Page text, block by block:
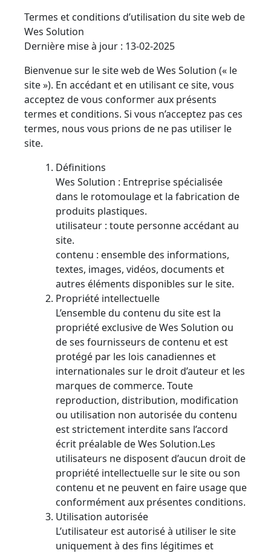
Termes et conditions d’utilisation du site web de
Wes Solution
Dernière mise à jour : 13-02-2025
Bienvenue sur le site web de Wes Solution (« le
site »). En accédant et en utilisant ce site, vous
acceptez de vous conformer aux présents
termes et conditions. Si vous n’acceptez pas ces
termes, nous vous prions de ne pas utiliser le
site.
Définitions
Wes Solution : Entreprise spécialisée
dans le rotomoulage et la fabrication de
produits plastiques.
utilisateur : toute personne accédant au
site.
contenu : ensemble des informations,
textes, images, vidéos, documents et
autres éléments disponibles sur le site.
Propriété intellectuelle
L’ensemble du contenu du site est la
propriété exclusive de Wes Solution ou
de ses fournisseurs de contenu et est
protégé par les lois canadiennes et
internationales sur le droit d’auteur et les
marques de commerce. Toute
reproduction, distribution, modification
ou utilisation non autorisée du contenu
est strictement interdite sans l’accord
écrit préalable de Wes Solution.Les
utilisateurs ne disposent d’aucun droit de
propriété intellectuelle sur le site ou son
contenu et ne peuvent en faire usage que
conformément aux présentes conditions.
Utilisation autorisée
L’utilisateur est autorisé à utiliser le site
uniquement à des fins légitimes et